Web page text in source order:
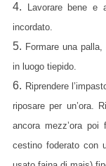
4.
Lavorare bene e
incordato.
5. Formare una
in luogo tiepido.
6. Riprendere
riposare per un’ora.
ancora mezz’ora
cestino foderato con